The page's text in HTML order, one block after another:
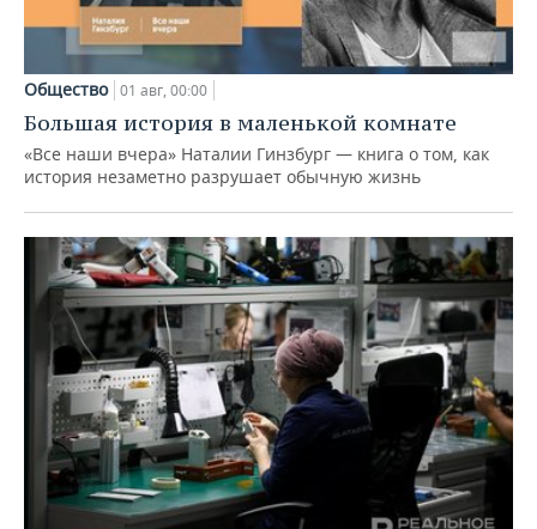
Общество 01 авг, 00:00
Большая история в маленькой комнате
«Все наши вчера» Наталии Гинзбург — книга о том, как
история незаметно разрушает обычную жизнь